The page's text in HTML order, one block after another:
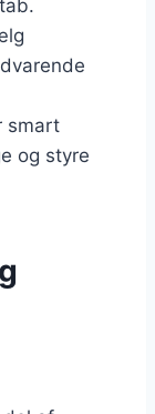
smart
og styre